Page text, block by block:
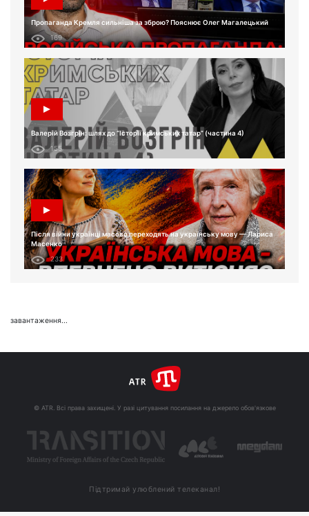
Пропаганда Кремля сильніша за зброю? Пояснює Олег Магалецький
169
Валерій Возгрін: шлях до “Історії кримських татар” (частина 4)
155
Після війни українці масово переходять на українську мову — Лариса
Масенко
233
завантаження...
© ATR. Всі права захищені. У разі цитування посилання на джерело обов'язкове
Підтримай улюблений телеканал!